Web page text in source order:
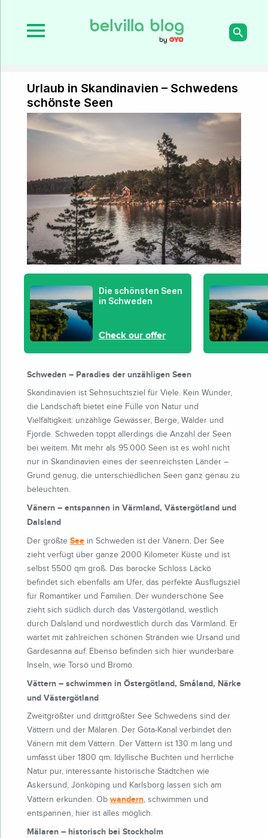
Urlaub in Skandinavien – Schwedens
schönste Seen
Die schönsten Seen
in Schweden
Check our offer
Schweden – Paradies der unzähligen Seen
Skandinavien ist Sehnsuchtsziel für Viele. Kein Wunder,
die Landschaft bietet eine Fülle von Natur und
Vielfältigkeit: unzählige Gewässer, Berge, Wälder und
Fjorde. Schweden toppt allerdings die Anzahl der Seen
bei weitem. Mit mehr als 95.000 Seen ist es wohl nicht
nur in Skandinavien eines der seenreichsten Länder –
Grund genug, die unterschiedlichen Seen ganz genau zu
beleuchten.
Vänern – entspannen in Värmland, Västergötland und
Dalsland
Der größte See in Schweden ist der Vänern. Der See
zieht verfügt über ganze 2000 Kilometer Küste und ist
selbst 5500 qm groß. Das barocke Schloss Läckö
befindet sich ebenfalls am Ufer, das perfekte Ausflugsziel
für Romantiker und Familien. Der wunderschöne See
zieht sich südlich durch das Västergötland, westlich
durch Dalsland und nordwestlich durch das Värmland. Er
wartet mit zahlreichen schönen Stränden wie Ursand und
Gardesanna auf. Ebenso befinden sich hier wunderbare
Inseln, wie Torsö und Bromö.
Vättern – schwimmen in Östergötland, Småland, Närke
und Västergötland
Zweitgrößter und drittgrößter See Schwedens sind der
Vättern und der Mälaren. Der Göta-Kanal verbindet den
Vänern mit dem Vättern. Der Vättern ist 130 m lang und
umfasst über 1800 qm. Idyllische Buchten und herrliche
Natur pur, interessante historische Städtchen wie
Askersund, Jönköping und Karlsborg lassen sich am
Vättern erkunden. Ob wandern, schwimmen und
entspannen, hier ist alles möglich.
Mälaren – historisch bei Stockholm